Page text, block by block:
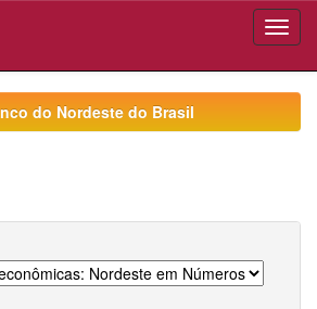
do Nordeste do Brasil